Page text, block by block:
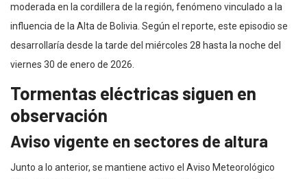
moderada en la cordillera de la región, fenómeno vinculado a la
influencia de la Alta de Bolivia. Según el reporte, este episodio se
desarrollaría desde la tarde del miércoles 28 hasta la noche del
viernes 30 de enero de 2026.
Tormentas eléctricas siguen en
observación
Aviso vigente en sectores de altura
Junto a lo anterior, se mantiene activo el Aviso Meteorológico